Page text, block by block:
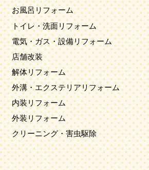
お風呂リフォーム
トイレ・洗面リフォーム
電気・ガス・設備リフォーム
店舗改装
解体リフォーム
外溝・エクステリアリフォーム
内装リフォーム
外装リフォーム
クリーニング・害虫駆除